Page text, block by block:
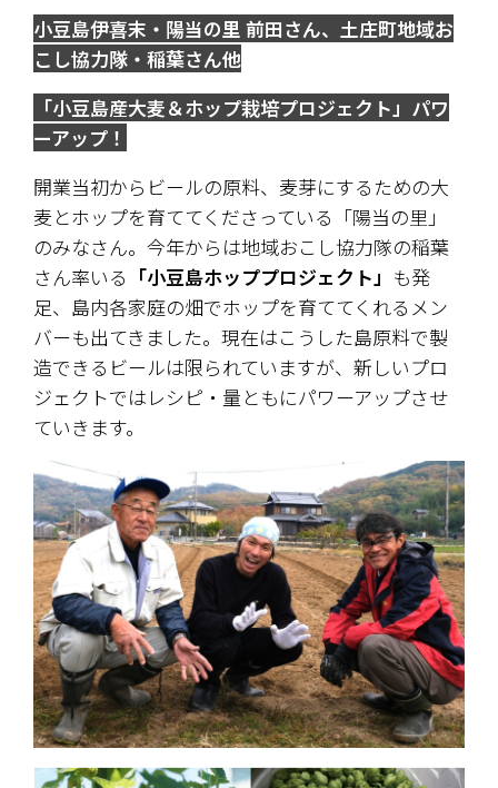
小豆島伊喜末・陽当の里 前田さん、土庄町地域お
こし協力隊・稲葉さん他
「小豆島産大麦＆ホップ栽培プロジェクト」パワ
ーアップ！
開業当初からビールの原料、麦芽にするための大
麦とホップを育ててくださっている「陽当の里」
のみなさん。今年からは地域おこし協力隊の稲葉
さん率いる 「小豆島ホッププロジェクト」 も発
足、島内各家庭の畑でホップを育ててくれるメン
バーも出てきました。現在はこうした島原料で製
造できるビールは限られていますが、新しいプロ
ジェクトではレシピ・量ともにパワーアップさせ
ていきます。